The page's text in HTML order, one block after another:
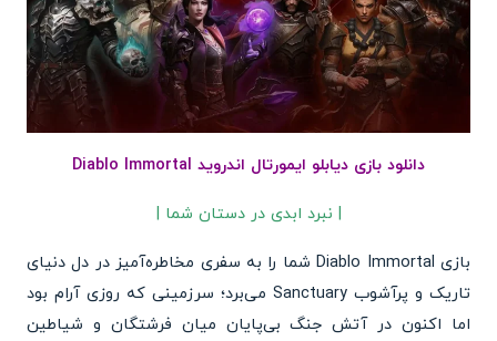
دانلود بازی دیابلو ایمورتال اندروید Diablo Immortal
| نبرد ابدی در دستان شما |
بازی Diablo Immortal شما را به سفری مخاطره‌آمیز در دل دنیای
تاریک و پرآشوب Sanctuary می‌برد؛ سرزمینی که روزی آرام بود
اما اکنون در آتش جنگ بی‌پایان میان فرشتگان و شیاطین